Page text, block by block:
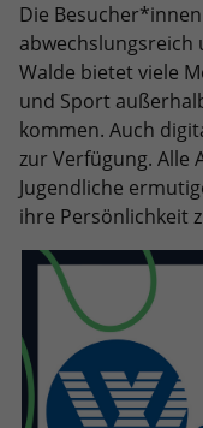
Die
abwechslungsreich
Walde bietet viele
und Sport
kommen. Auch
zur Verfügung. Alle
Jugendliche
ihre Persönlichkeit